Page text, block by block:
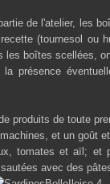
de l'atelier, les
(tournesol ou
les boîtes scellées,
la présence
produits de toute
et un goût
tomates et aïl; et
avec des